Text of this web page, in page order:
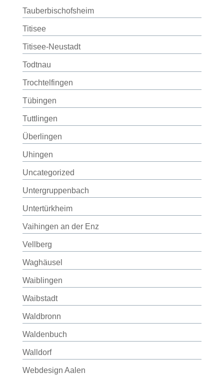
Tauberbischofsheim
Titisee
Titisee-Neustadt
Todtnau
Trochtelfingen
Tübingen
Tuttlingen
Überlingen
Uhingen
Uncategorized
Untergruppenbach
Untertürkheim
Vaihingen an der Enz
Vellberg
Waghäusel
Waiblingen
Waibstadt
Waldbronn
Waldenbuch
Walldorf
Webdesign Aalen